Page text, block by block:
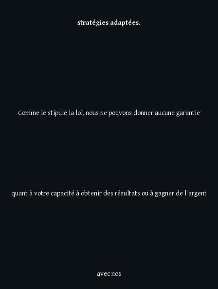
stratégies adaptées.
Comme le stipule la loi, nous ne pouvons donner aucune garantie
quant à votre capacité à obtenir des résultats ou à gagner de l'argent
avec nos